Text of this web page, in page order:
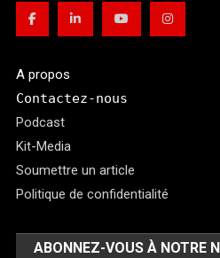
A propos
Contactez-nous
Podcast
Kit-Media
Soumettre un article
Politique de confidentialité
ABONNEZ-VOUS À NOTRE